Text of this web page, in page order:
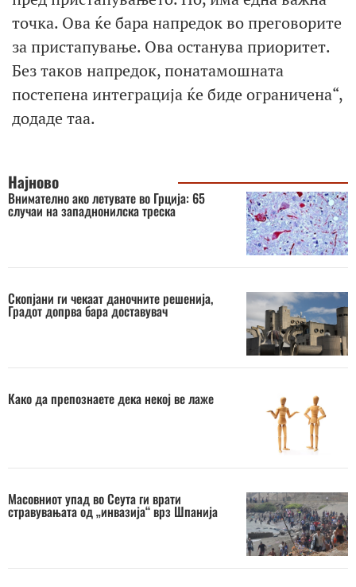
точка. Ова ќе бара напредок во преговорите
за пристапување. Ова останува приоритет.
Без таков напредок, понатамошната
постепена интеграција ќе биде ограничена“,
додаде таа.
Најново
Внимателно ако летувате во Грција: 65
случаи на западнонилска треска
Скопјани ги чекаат даночните решенија,
Градот допрва бара доставувач
Како да препознаете дека некој ве лаже
Масовниот упад во Сеута ги врати
стравувањата од „инвазија“ врз Шпанија